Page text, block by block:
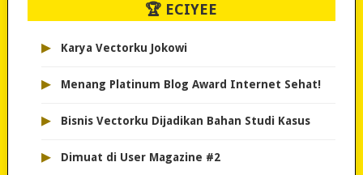
🏆 ECIYEE
▸ Karya Vectorku Jokowi
▸ Menang Platinum Blog Award Internet Sehat!
▸ Bisnis Vectorku Dijadikan Bahan Studi Kasus
▸ Dimuat di User Magazine #2